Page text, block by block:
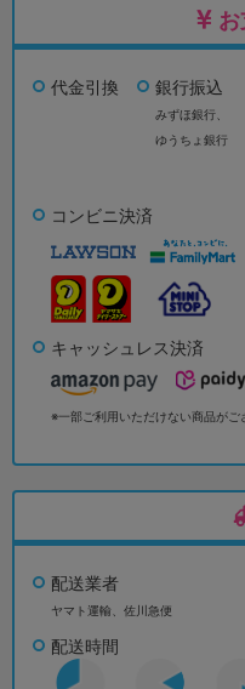
代金引換 銀行振込
みずほ銀行、
ゆうちょ銀行
コンビニ決済
キャッシュレス決済
※一部ご利用いただけない商品がご
配送業者
ヤマト運輸、佐川急便
配送時間